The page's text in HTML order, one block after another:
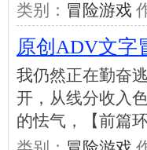
类别： 冒险游戏
原创ADV文字
我仍然正在勤奋
开，从线分收入
的怯气，【前篇